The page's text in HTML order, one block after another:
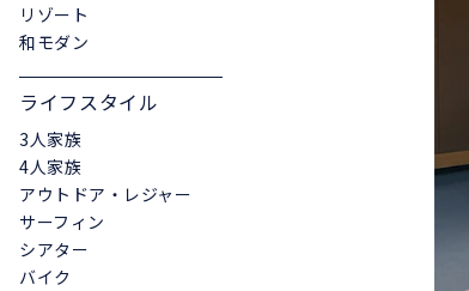
リゾート
和モダン
ライフスタイル
3人家族
4人家族
アウトドア・レジャー
サーフィン
シアター
バイク